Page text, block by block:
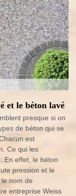
et le béton lavé
presque si on
de béton qui se
est
Ce qui les
En effet, le béton
pression et le
nom de
entreprise Weiss